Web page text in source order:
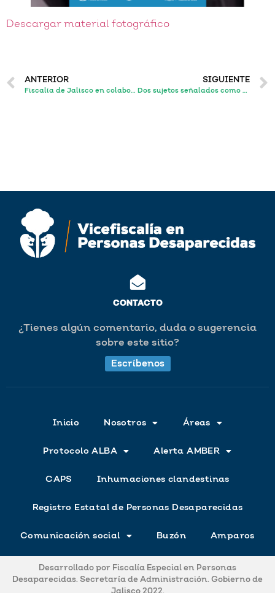
Descargar material fotográfico
ANTERIOR
Fiscalía de Jalisco en colaboración con la de Durango, localiza a niña que contaba con reporte de desaparición en dicha entidad.
SIGUIENTE
Dos sujetos señalados como probables responsables en la desaparición de cuatro personas fueron vinculados a proceso
CONTACTO
¿Tienes algún comentario, duda o sugerencia
sobre este sitio?
Escríbenos
Inicio Nosotros Áreas
Protocolo ALBA Alerta AMBER
CAPS Inhumaciones clandestinas
Registro Estatal de Personas Desaparecidas
Comunicación social Buzón Amparos
Desarrollado por Fiscalía Especial en Personas
Desaparecidas. Secretaría de Administración. Gobierno de